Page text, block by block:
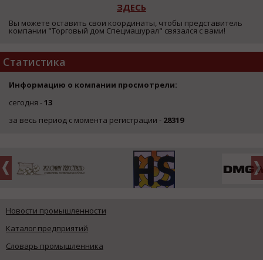
ЗДЕСЬ
Вы можете оставить свои координаты, чтобы представитель
компании "Торговый дом Спецмашурал" связался с вами!
Статистика
Информацию о компании просмотрели:
сегодня -13
за весь период с момента регистрации - 28319
Новости промышленности
Каталог предприятий
Словарь промышленника